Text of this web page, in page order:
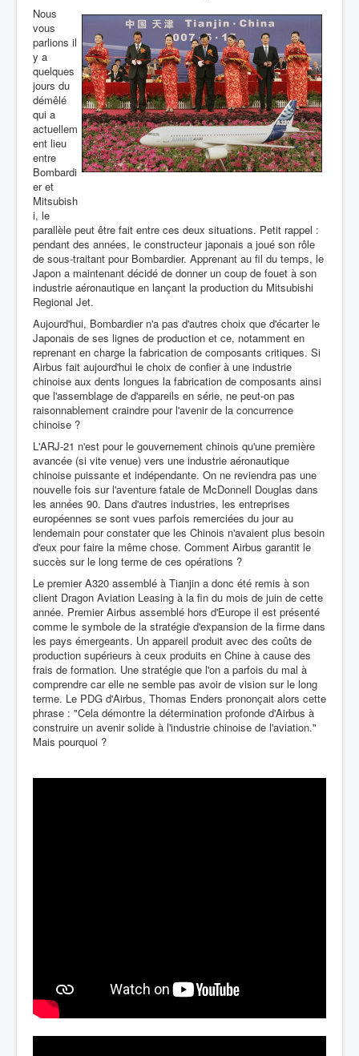
Nous
vous
parlions il
y a
quelques
jours du
démêlé
qui a
actuellem
ent lieu
entre
Bombardi
er et
Mitsubish
i, le
parallèle peut être fait entre ces deux situations. Petit rappel :
pendant des années, le constructeur japonais a joué son rôle
de sous-traitant pour Bombardier. Apprenant au fil du temps, le
Japon a maintenant décidé de donner un coup de fouet à son
industrie aéronautique en lançant la production du Mitsubishi
Regional Jet.
Aujourd'hui, Bombardier n'a pas d'autres choix que d'écarter le
Japonais de ses lignes de production et ce, notamment en
reprenant en charge la fabrication de composants critiques. Si
Airbus fait aujourd'hui le choix de confier à une industrie
chinoise aux dents longues la fabrication de composants ainsi
que l'assemblage de d'appareils en série, ne peut-on pas
raisonnablement craindre pour l'avenir de la concurrence
chinoise ?
L'ARJ-21 n'est pour le gouvernement chinois qu'une première
avancée (si vite venue) vers une industrie aéronautique
chinoise puissante et indépendante. On ne reviendra pas une
nouvelle fois sur l'aventure fatale de McDonnell Douglas dans
les années 90. Dans d'autres industries, les entreprises
européennes se sont vues parfois remerciées du jour au
lendemain pour constater que les Chinois n'avaient plus besoin
d'eux pour faire la même chose. Comment Airbus garantit le
succès sur le long terme de ces opérations ?
Le premier A320 assemblé à Tianjin a donc été remis à son
client Dragon Aviation Leasing à la fin du mois de juin de cette
année. Premier Airbus assemblé hors d'Europe il est présenté
comme le symbole de la stratégie d'expansion de la firme dans
les pays émergeants. Un appareil produit avec des coûts de
production supérieurs à ceux produits en Chine à cause des
frais de formation. Une stratégie que l'on a parfois du mal à
comprendre car elle ne semble pas avoir de vision sur le long
terme. Le PDG d'Airbus, Thomas Enders prononçait alors cette
phrase : "Cela démontre la détermination profonde d'Airbus à
construire un avenir solide à l'industrie chinoise de l'aviation."
Mais pourquoi ?